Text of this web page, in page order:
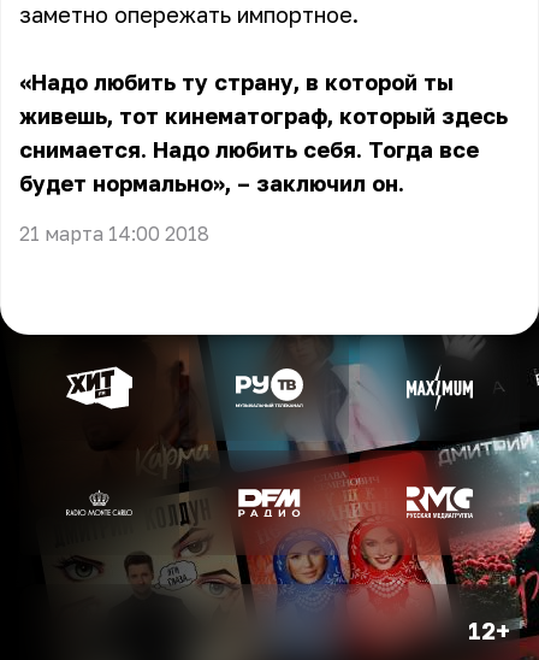
заметно опережать импортное.
«Надо любить ту страну, в которой ты
живешь, тот кинематограф, который здесь
снимается. Надо любить себя. Тогда все
будет нормально», – заключил он.
21 марта 14:00 2018
12+